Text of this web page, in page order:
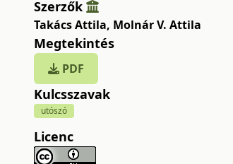
Szerzők
Takács Attila, Molnár V. Attila
Megtekintés
PDF
Kulcsszavak
utószó
Licenc